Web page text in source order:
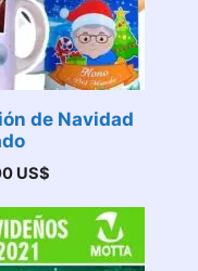
de Navidad
US$.
US$El
actual
es:
20,00 US$.